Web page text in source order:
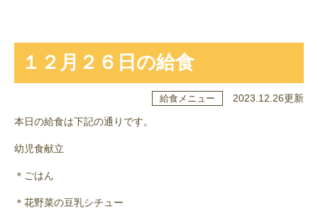
１２月２６日の給食
給食メニュー 2023.12.26更新
本日の給食は下記の通りです。
幼児食献立
＊ごはん
＊花野菜の豆乳シチュー